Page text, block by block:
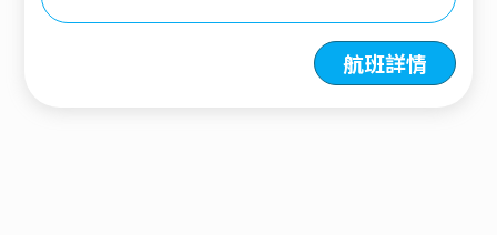
航班詳情